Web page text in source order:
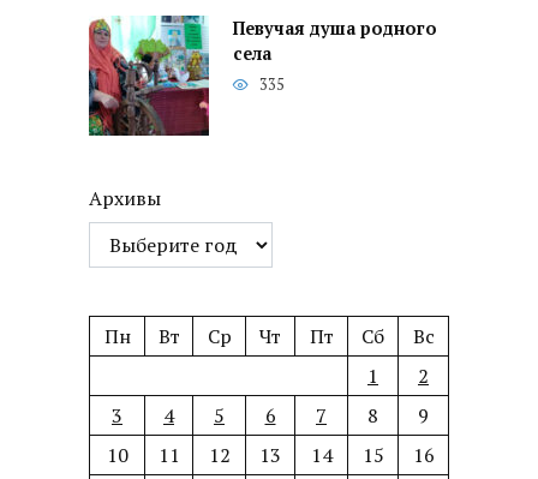
Певучая душа родного
села
335
Архивы
Пн Вт Ср Чт Пт Сб
Вс
1
2
3
4 5 6 7 8
9
10
11 12 13 14 15
16